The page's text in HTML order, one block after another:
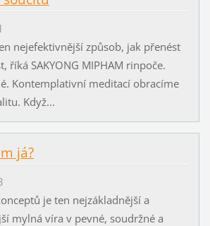
nejefektivnější způsob, jak přenést
říká SAKYONG MIPHAM rinpoče.
Kontemplativní meditací obracíme
Když...
já?
je ten nejzákladnější a
mylná víra v pevné, soudržné a